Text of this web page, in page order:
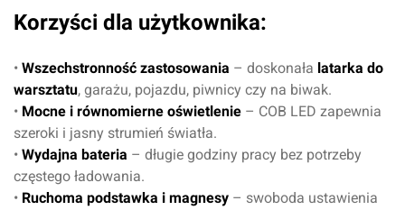
Korzyści dla użytkownika:
• Wszechstronność zastosowania – doskonała latarka do
warsztatu, garażu, pojazdu, piwnicy czy na biwak.
• Mocne i równomierne oświetlenie – COB LED zapewnia
szeroki i jasny strumień światła.
• Wydajna bateria – długie godziny pracy bez potrzeby
częstego ładowania.
• Ruchoma podstawka i magnesy – swoboda ustawienia
Oceń produkt